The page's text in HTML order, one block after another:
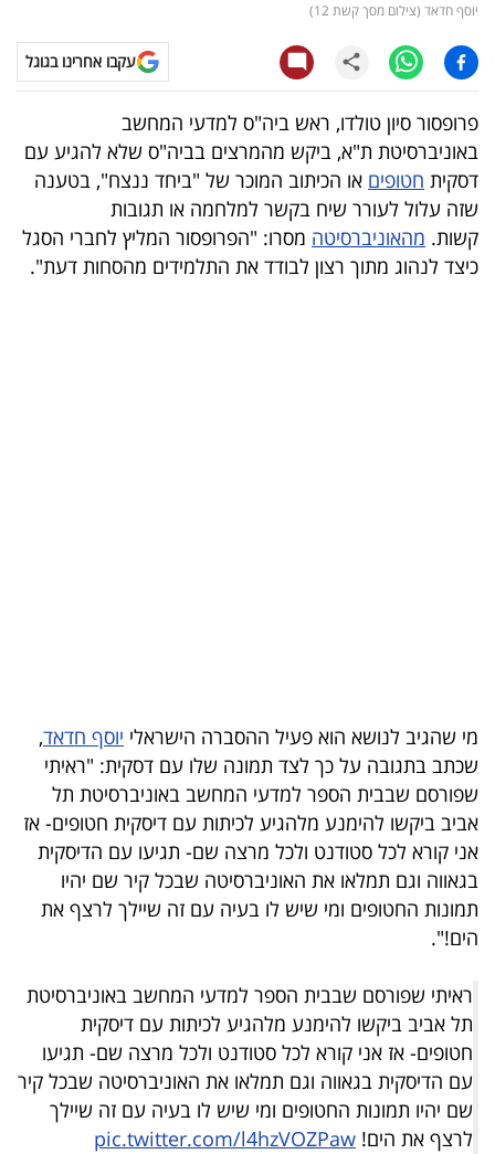
עסקי
ספורט
קריירה
ולימודים
מינויים
הכלכלי
פודקאסט
40
UNDER
40
שיתופי
פעולה
דרושים
יוסף חדאד (צילום מסך קשת 12)
עקבו אחרינו בגוגל
פרופסור סיון טולדו, ראש ביה"ס למדעי המחשב
באוניברסיטת ת"א, ביקש מהמרצים בביה"ס שלא להגיע עם
דסקית חטופים או הכיתוב המוכר של "ביחד ננצח", בטענה
שזה עלול לעורר שיח בקשר למלחמה או תגובות
קשות. מהאוניברסיטה מסרו: "הפרופסור המליץ לחברי הסגל
כיצד לנהוג מתוך רצון לבודד את התלמידים מהסחות דעת".
מי שהגיב לנושא הוא פעיל ההסברה הישראלי יוסף חדאד,
שכתב בתגובה על כך לצד תמונה שלו עם דסקית: "ראיתי
שפורסם שבבית הספר למדעי המחשב באוניברסיטת תל
אביב ביקשו להימנע מלהגיע לכיתות עם דיסקית חטופים- אז
אני קורא לכל סטודנט ולכל מרצה שם- תגיעו עם הדיסקית
בגאווה וגם תמלאו את האוניברסיטה שבכל קיר שם יהיו
תמונות החטופים ומי שיש לו בעיה עם זה שיילך לרצף את
הים!".
ראיתי שפורסם שבבית הספר למדעי המחשב באוניברסיטת
תל אביב ביקשו להימנע מלהגיע לכיתות עם דיסקית
חטופים- אז אני קורא לכל סטודנט ולכל מרצה שם- תגיעו
עם הדיסקית בגאווה וגם תמלאו את האוניברסיטה שבכל קיר
שם יהיו תמונות החטופים ומי שיש לו בעיה עם זה שיילך
לרצף את הים! pic.twitter.com/l4hzVOZPaw